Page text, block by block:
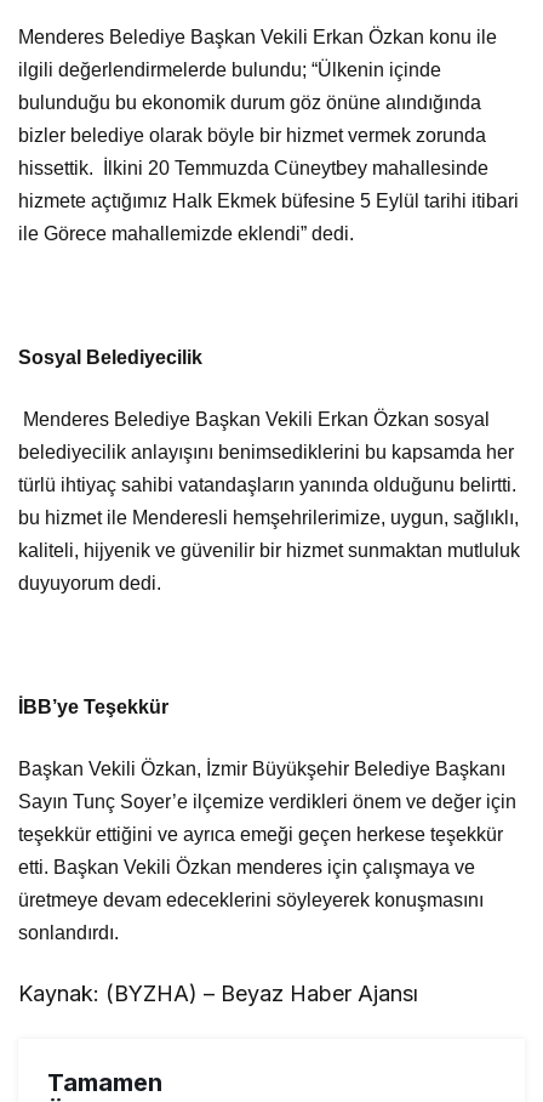
Menderes Belediye Başkan Vekili Erkan Özkan konu ile
ilgili değerlendirmelerde bulundu; “Ülkenin içinde
bulunduğu bu ekonomik durum göz önüne alındığında
bizler belediye olarak böyle bir hizmet vermek zorunda
hissettik. İlkini 20 Temmuzda Cüneytbey mahallesinde
hizmete açtığımız Halk Ekmek büfesine 5 Eylül tarihi itibari
ile Görece mahallemizde eklendi” dedi.
Sosyal Belediyecilik
Menderes Belediye Başkan Vekili Erkan Özkan sosyal
belediyecilik anlayışını benimsediklerini bu kapsamda her
türlü ihtiyaç sahibi vatandaşların yanında olduğunu belirtti.
bu hizmet ile Menderesli hemşehrilerimize, uygun, sağlıklı,
kaliteli, hijyenik ve güvenilir bir hizmet sunmaktan mutluluk
duyuyorum dedi.
İBB’ye Teşekkür
Başkan Vekili Özkan, İzmir Büyükşehir Belediye Başkanı
Sayın Tunç Soyer’e ilçemize verdikleri önem ve değer için
teşekkür ettiğini ve ayrıca emeği geçen herkese teşekkür
etti. Başkan Vekili Özkan menderes için çalışmaya ve
üretmeye devam edeceklerini söyleyerek konuşmasını
sonlandırdı.
Kaynak: (BYZHA) – Beyaz Haber Ajansı
Tamamen